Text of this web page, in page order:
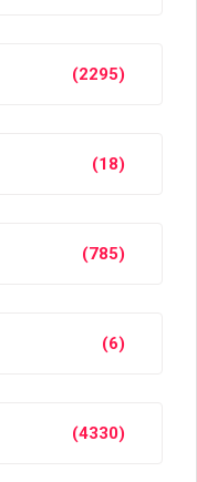
(2295)
(18)
(785)
(6)
(4330)